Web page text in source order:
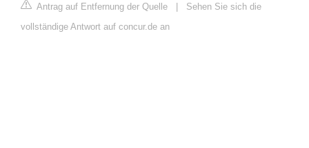
Antrag auf Entfernung der Quelle | Sehen Sie sich die
vollständige Antwort auf concur.de an